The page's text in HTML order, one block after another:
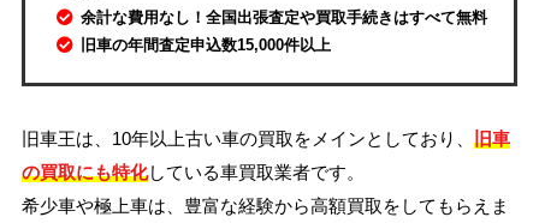
余計な費用なし！全国出張査定や買取手続きはすべて無料
旧車の年間査定申込数15,000件以上
旧車王は、10年以上古い車の買取をメインとしており、 旧車
の買取にも特化している車買取業者です。
希少車や極上車は、豊富な経験から高額買取をしてもらえま